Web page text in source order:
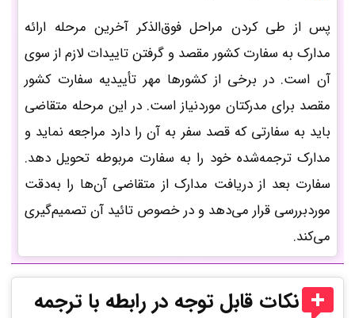
پس از طی کردن مراحل فوق‌الذکر آخرین مرحله ارائه
مدارک به سفارت کشور مقصد و گرفتن تاییدات لازم از سوی
آن است. در برخی از کشورها مهر تأییدیه سفارت کشور
مقصد برای مدرکتان موردنیاز است. در این مرحله متقاضی
باید به سفارتی که قصد سفر به آن را دارد مراجعه نماید و
مدارک ترجمه‌شده خود را به سفارت مربوطه تحویل دهد.
سفارت بعد از دریافت مدارک از متقاضی آن‌ها را به‌دقت
موردبررسی قرار می‌دهد و در خصوص تائید آن تصمیم‌گیری
می‌کند.
نکات قابل توجه در رابطه با ترجمه